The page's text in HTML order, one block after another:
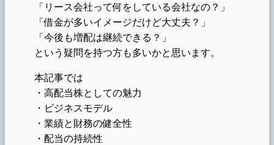
「リース会社って何をしている会社なの？」
「借金が多いイメージだけど大丈夫？」
「今後も増配は継続できる？」
という疑問を持つ方も多いかと思います。
本記事では
・高配当株としての魅力
・ビジネスモデル
・業績と財務の健全性
・配当の持続性